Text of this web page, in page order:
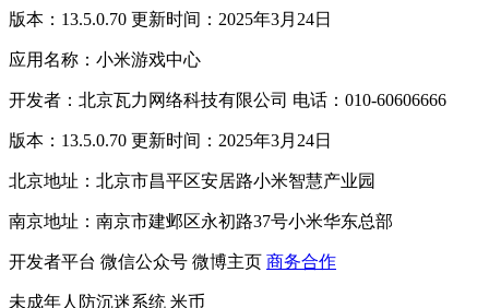
版本：13.5.0.70 更新时间：2025年3月24日
应用名称：小米游戏中心
开发者：北京瓦力网络科技有限公司 电话：010-60606666
版本：13.5.0.70 更新时间：2025年3月24日
北京地址：北京市昌平区安居路小米智慧产业园
南京地址：南京市建邺区永初路37号小米华东总部
开发者平台 微信公众号 微博主页 商务合作
未成年人防沉迷系统 米币